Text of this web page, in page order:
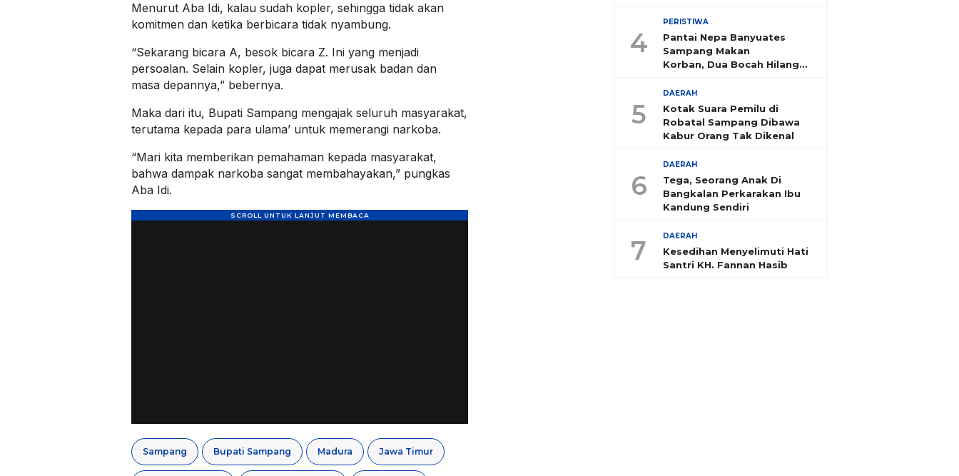
Menurut Aba Idi, kalau sudah kopler, sehingga tidak akan
komitmen dan ketika berbicara tidak nyambung.
“Sekarang bicara A, besok bicara Z. Ini yang menjadi
persoalan. Selain kopler, juga dapat merusak badan dan
masa depannya,” bebernya.
Maka dari itu, Bupati Sampang mengajak seluruh masyarakat,
terutama kepada para ulama’ untuk memerangi narkoba.
“Mari kita memberikan pemahaman kepada masyarakat,
bahwa dampak narkoba sangat membahayakan,” pungkas
Aba Idi.
Sampang Bupati Sampang Madura Jawa Timur
4
PERISTIWA
Pantai Nepa Banyuates
Sampang Makan
Korban, Dua Bocah Hilang
5
DAERAH
Kotak Suara Pemilu di
Robatal Sampang Dibawa
Kabur Orang Tak Dikenal
6
DAERAH
Tega, Seorang Anak Di
Bangkalan Perkarakan Ibu
Kandung Sendiri
7 DAERAH
Kesedihan Menyelimuti Hati
Santri KH. Fannan Hasib